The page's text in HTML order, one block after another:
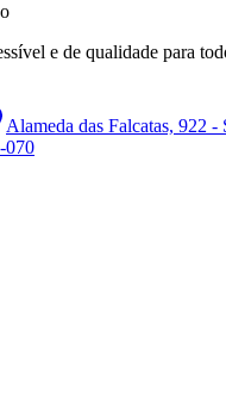
e de qualidade para
Alameda das Falcatas, 922
070